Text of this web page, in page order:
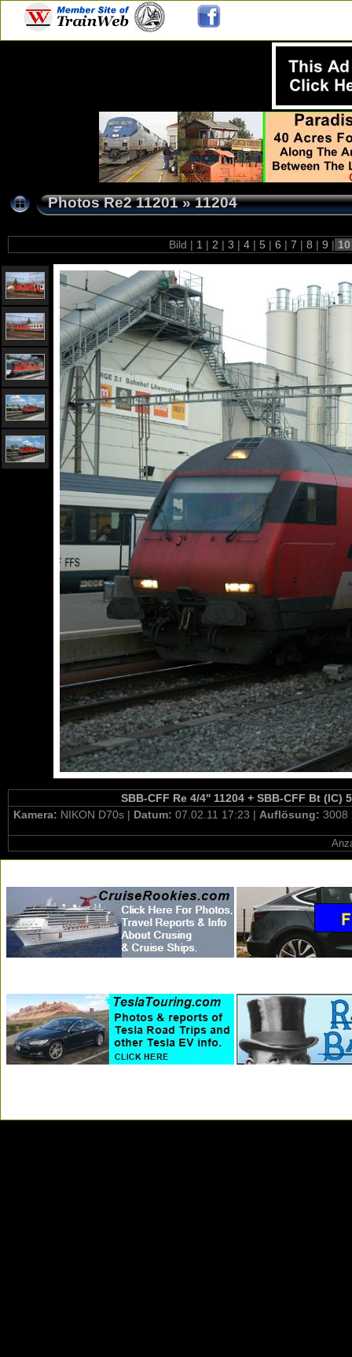
Photos Re2 11201»11204
Bild | 1 | 2 | 3 | 4 | 5 | 6 | 7 | 8 | 9 |
SBB-CFF Re 4/4'' 11204 + SBB-CFF Bt (IC)
Kamera: NIKON D70s | Datum: 07.02.11 17:23 | Auflösung: 3008